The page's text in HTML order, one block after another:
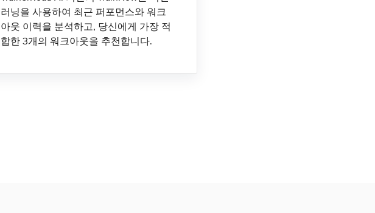
러닝을 사용하여 최근 퍼포먼스와 워크
아웃 이력을 분석하고, 당신에게 가장 적
합한 3개의 워크아웃을 추천합니다.